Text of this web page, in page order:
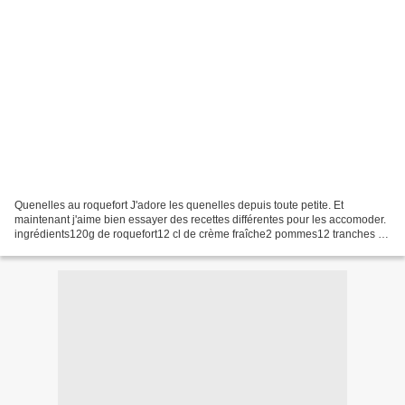
Quenelles au roquefort J'adore les quenelles depuis toute petite. Et
maintenant j'aime bien essayer des recettes différentes pour les accomoder.
ingrédients120g de roquefort12 cl de crème fraîche2 pommes12 tranches de